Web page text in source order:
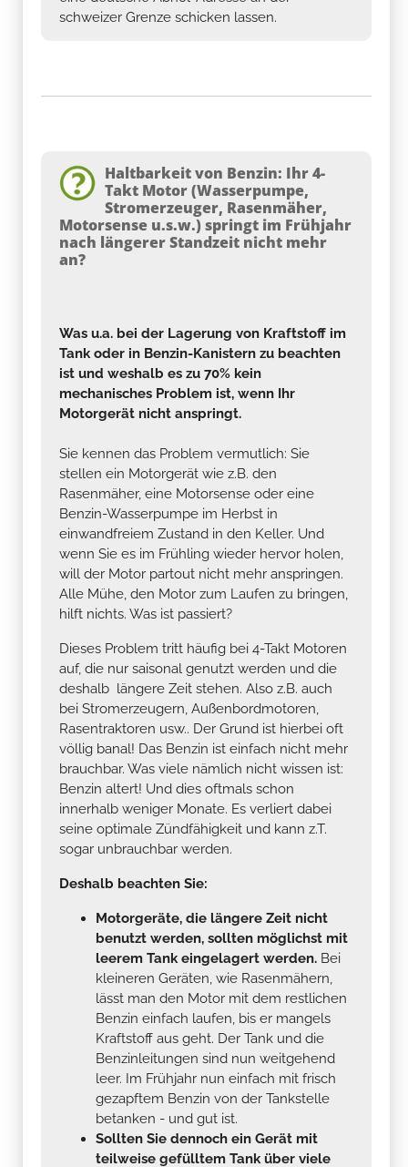
schweizer Grenze schicken lassen.
Haltbarkeit von Benzin: Ihr 4-
Takt Motor (Wasserpumpe,
Stromerzeuger, Rasenmäher,
Motorsense u.s.w.) springt im Frühjahr
nach längerer Standzeit nicht mehr
an?
Was u.a. bei der Lagerung von Kraftstoff im
Tank oder in Benzin-Kanistern zu beachten
ist und weshalb es zu 70% kein
mechanisches Problem ist, wenn Ihr
Motorgerät nicht anspringt.
Sie kennen das Problem vermutlich: Sie
stellen ein Motorgerät wie z.B. den
Rasenmäher, eine Motorsense oder eine
Benzin-Wasserpumpe im Herbst in
einwandfreiem Zustand in den Keller. Und
wenn Sie es im Frühling wieder hervor holen,
will der Motor partout nicht mehr anspringen.
Alle Mühe, den Motor zum Laufen zu bringen,
hilft nichts. Was ist passiert?
Dieses Problem tritt häufig bei 4-Takt Motoren
auf, die nur saisonal genutzt werden und die
deshalb längere Zeit stehen. Also z.B. auch
bei Stromerzeugern, Außenbordmotoren,
Rasentraktoren usw.. Der Grund ist hierbei oft
völlig banal! Das Benzin ist einfach nicht mehr
brauchbar. Was viele nämlich nicht wissen ist:
Benzin altert! Und dies oftmals schon
innerhalb weniger Monate. Es verliert dabei
seine optimale Zündfähigkeit und kann z.T.
sogar unbrauchbar werden.
Deshalb beachten Sie:
Motorgeräte, die längere Zeit nicht
benutzt werden, sollten möglichst mit
leerem Tank eingelagert werden. Bei
kleineren Geräten, wie Rasenmähern,
lässt man den Motor mit dem restlichen
Benzin einfach laufen, bis er mangels
Kraftstoff aus geht. Der Tank und die
Benzinleitungen sind nun weitgehend
leer. Im Frühjahr nun einfach mit frisch
gezapftem Benzin von der Tankstelle
betanken - und gut ist.
Sollten Sie dennoch ein Gerät mit
teilweise gefülltem Tank über viele